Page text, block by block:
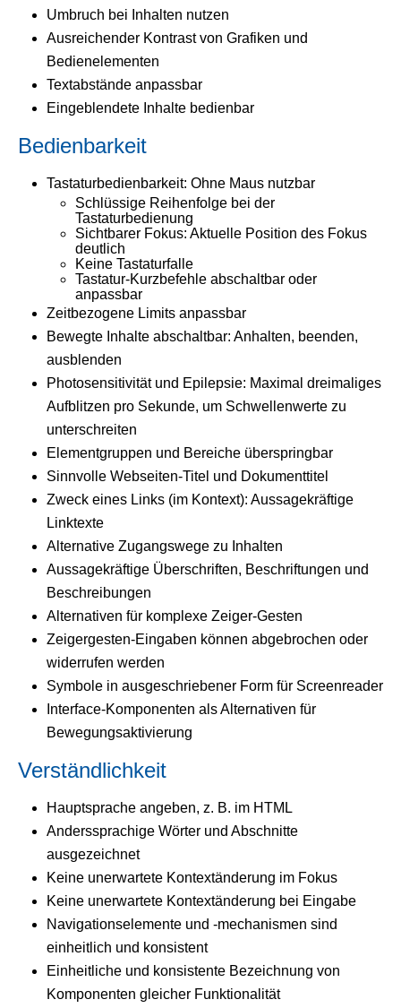
Umbruch bei Inhalten nutzen
Ausreichender Kontrast von Grafiken und
Bedienelementen
Textabstände anpassbar
Eingeblendete Inhalte bedienbar
Bedienbarkeit
Tastaturbedienbarkeit: Ohne Maus nutzbar
Schlüssige Reihenfolge bei der
Tastaturbedienung
Sichtbarer Fokus: Aktuelle Position des Fokus
deutlich
Keine Tastaturfalle
Tastatur-Kurzbefehle abschaltbar oder
anpassbar
Zeitbezogene Limits anpassbar
Bewegte Inhalte abschaltbar: Anhalten, beenden,
ausblenden
Photosensitivität und Epilepsie: Maximal dreimaliges
Aufblitzen pro Sekunde, um Schwellenwerte zu
unterschreiten
Elementgruppen und Bereiche überspringbar
Sinnvolle Webseiten-Titel und Dokumenttitel
Zweck eines Links (im Kontext): Aussagekräftige
Linktexte
Alternative Zugangswege zu Inhalten
Aussagekräftige Überschriften, Beschriftungen und
Beschreibungen
Alternativen für komplexe Zeiger-Gesten
Zeigergesten-Eingaben können abgebrochen oder
widerrufen werden
Symbole in ausgeschriebener Form für Screenreader
Interface-Komponenten als Alternativen für
Bewegungsaktivierung
Verständlichkeit
Hauptsprache angeben, z. B. im HTML
Anderssprachige Wörter und Abschnitte
ausgezeichnet
Keine unerwartete Kontextänderung im Fokus
Keine unerwartete Kontextänderung bei Eingabe
Navigationselemente und -mechanismen sind
einheitlich und konsistent
Einheitliche und konsistente Bezeichnung von
Komponenten gleicher Funktionalität